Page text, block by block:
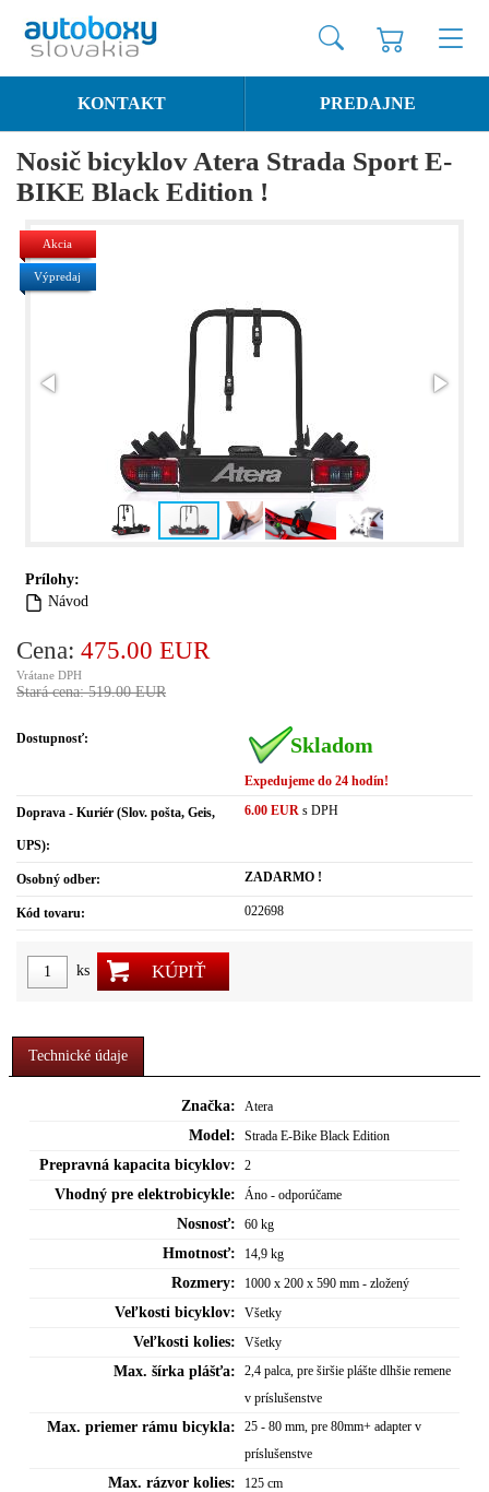
KONTAKT PREDAJNE
Nosič bicyklov Atera Strada Sport E-
BIKE Black Edition !
Akcia
Výpredaj
Prílohy:
Návod
Cena: 475.00 EUR
Vrátane DPH
Stará cena: 519.00 EUR
Dostupnosť: Skladom
Expedujeme do 24 hodín!
Doprava - Kuriér (Slov. pošta, Geis,
UPS):
6.00 EUR s DPH
Osobný odber: ZADARMO !
Kód tovaru: 022698
ks KÚPIŤ
Technické údaje
Značka: Atera
Model: Strada E-Bike Black Edition
Prepravná kapacita bicyklov: 2
Vhodný pre elektrobicykle: Áno - odporúčame
Nosnosť: 60 kg
Hmotnosť: 14,9 kg
Rozmery: 1000 x 200 x 590 mm - zložený
Veľkosti bicyklov: Všetky
Veľkosti kolies: Všetky
Max. šírka plášťa:
2,4 palca, pre širšie plášte dlhšie remene
v príslušenstve
Max. priemer rámu bicykla:
25 - 80 mm, pre 80mm+ adapter v
príslušenstve
Max. rázvor kolies: 125 cm